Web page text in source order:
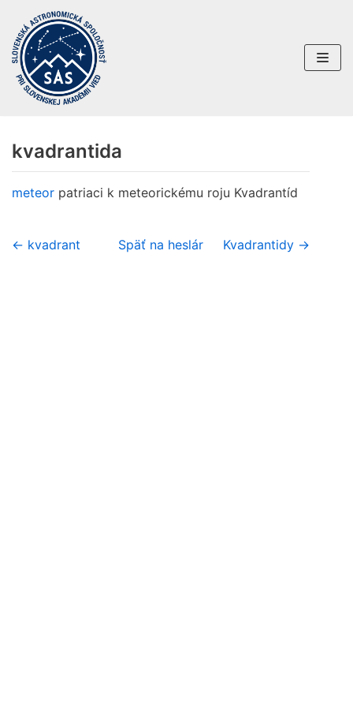
Preskočiť
na
obsah
kvadrantida
meteor patriaci k meteorickému roju Kvadrantíd
← kvadrant Späť na heslár Kvadrantidy →